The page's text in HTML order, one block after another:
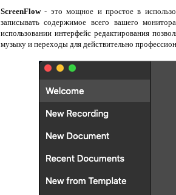
ScreenFlow- это мощное и простое в
записывать содержимое всего вашего
использовании интерфейс редактирования
музыку и переходы для действительно